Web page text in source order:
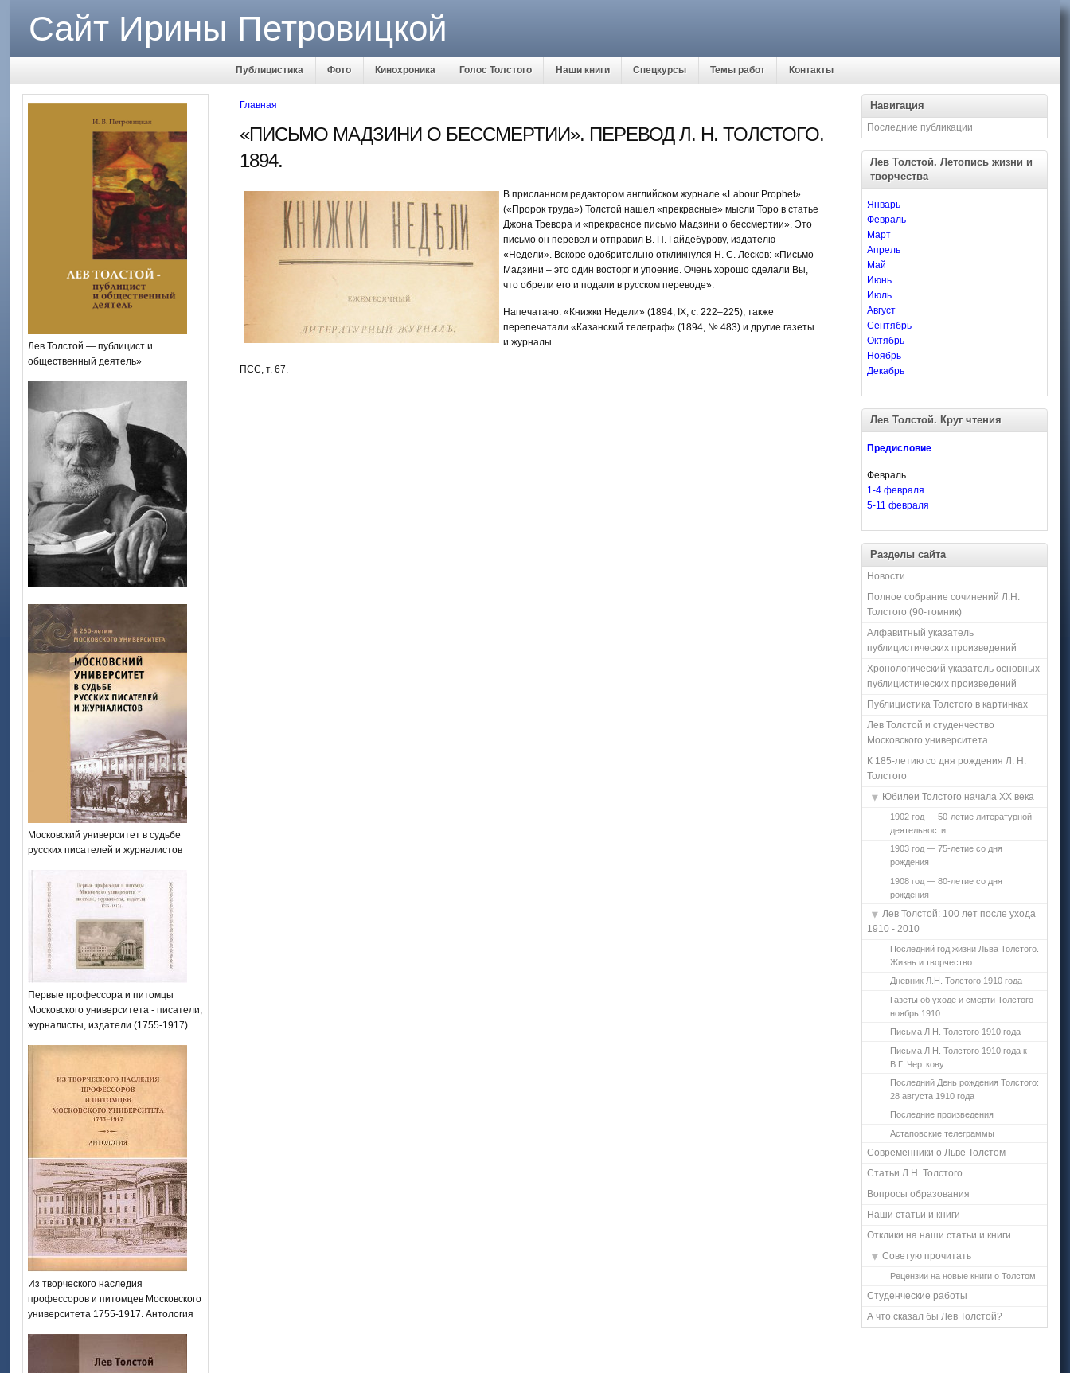
Сайт Ирины Петровицкой
Публицистика Фото Кинохроника Голос Толстого Наши книги Спецкурсы Темы работ Контакты
Лев Толстой — публицист и
общественный деятель»
Московский университет в судьбе
русских писателей и журналистов
Первые профессора и питомцы
Московского университета - писатели,
журналисты, издатели (1755-1917).
Из творческого наследия
профессоров и питомцев Московского
университета 1755-1917. Антология
Главная
«ПИСЬМО МАДЗИНИ О БЕССМЕРТИИ». ПЕРЕВОД Л. Н. ТОЛСТОГО.
1894.
В присланном редактором английском журнале «Labour Prophet»
(«Пророк труда») Толстой нашел «прекрасные» мысли Торо в статье
Джона Тревора и «прекрасное письмо Мадзини о бессмертии». Это
письмо он перевел и отправил В. П. Гайдебурову, издателю
«Недели». Вскоре одобрительно откликнулся Н. С. Лесков: «Письмо
Мадзини – это один восторг и упоение. Очень хорошо сделали Вы,
что обрели его и подали в русском переводе».
Напечатано: «Книжки Недели» (1894, IX, с. 222–225); также
перепечатали «Казанский телеграф» (1894, № 483) и другие газеты
и журналы.
ПСС, т. 67.
Навигация
Последние публикации
Лев Толстой. Летопись жизни и
творчества
Январь
Февраль
Март
Апрель
Май
Июнь
Июль
Август
Сентябрь
Октябрь
Ноябрь
Декабрь
Лев Толстой. Круг чтения
Предисловие
Февраль
1-4 февраля
5-11 февраля
Разделы сайта
Новости
Полное собрание сочинений Л.Н.
Толстого (90-томник)
Алфавитный указатель
публицистических произведений
Хронологический указатель основных
публицистических произведений
Публицистика Толстого в картинках
Лев Толстой и студенчество
Московского университета
К 185-летию со дня рождения Л. Н.
Толстого
Юбилеи Толстого начала ХХ века
1902 год — 50-летие литературной
деятельности
1903 год — 75-летие со дня
рождения
1908 год — 80-летие со дня
рождения
Лев Толстой: 100 лет после ухода
1910 - 2010
Последний год жизни Льва Толстого.
Жизнь и творчество.
Дневник Л.Н. Толстого 1910 года
Газеты об уходе и смерти Толстого
ноябрь 1910
Письма Л.Н. Толстого 1910 года
Письма Л.Н. Толстого 1910 года к
В.Г. Черткову
Последний День рождения Толстого:
28 августа 1910 года
Последние произведения
Астаповские телеграммы
Современники о Льве Толстом
Статьи Л.Н. Толстого
Вопросы образования
Наши статьи и книги
Отклики на наши статьи и книги
Советую прочитать
Рецензии на новые книги о Толстом
Студенческие работы
А что сказал бы Лев Толстой?